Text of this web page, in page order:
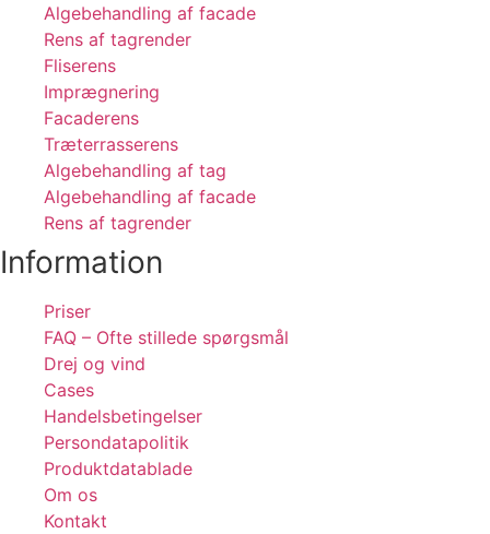
Algebehandling af facade
Rens af tagrender
Fliserens
Imprægnering
Facaderens
Træterrasserens
Algebehandling af tag
Algebehandling af facade
Rens af tagrender
Information
Priser
FAQ – Ofte stillede spørgsmål
Drej og vind
Cases
Handelsbetingelser
Persondatapolitik
Produktdatablade
Om os
Kontakt